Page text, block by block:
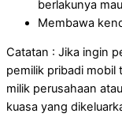
berlakunya
Membawa
Catatan : Jika ingin
pemilik pribadi
milik perusahaan
kuasa yang